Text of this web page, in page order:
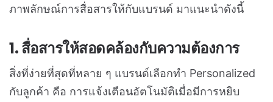
ภาพลักษณ์การสื่อสารให้กับแบรนด์ มาแนะนำดังนี้
1. สื่อสารให้สอดคล้องกับความต้องการ
สิ่งที่ง่ายที่สุดที่หลาย ๆ แบรนด์เลือกทำ Personalized
กับลูกค้า คือ การแจ้งเตือนอัตโนมัติเมื่อมีการหยิบ